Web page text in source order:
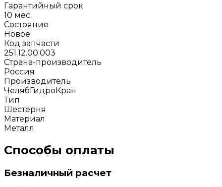
Гарантийный срок
10 мес
Состояние
Новое
Код запчасти
251.12.00.003
Страна-производитель
Россия
Производитель
ЧелябГидроКран
Тип
Шестерня
Материал
Металл
Способы оплаты
Безналичный расчет